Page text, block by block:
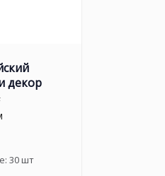
декор
30шт